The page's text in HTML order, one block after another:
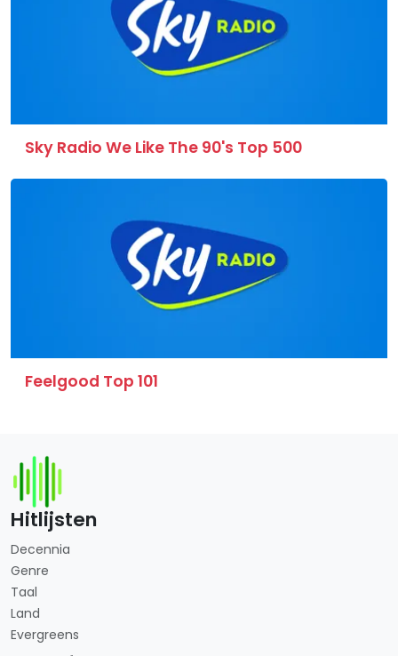
Sky Radio We Like The 90's Top 500
Feelgood Top 101
Hitlijsten
Decennia
Genre
Taal
Land
Evergreens